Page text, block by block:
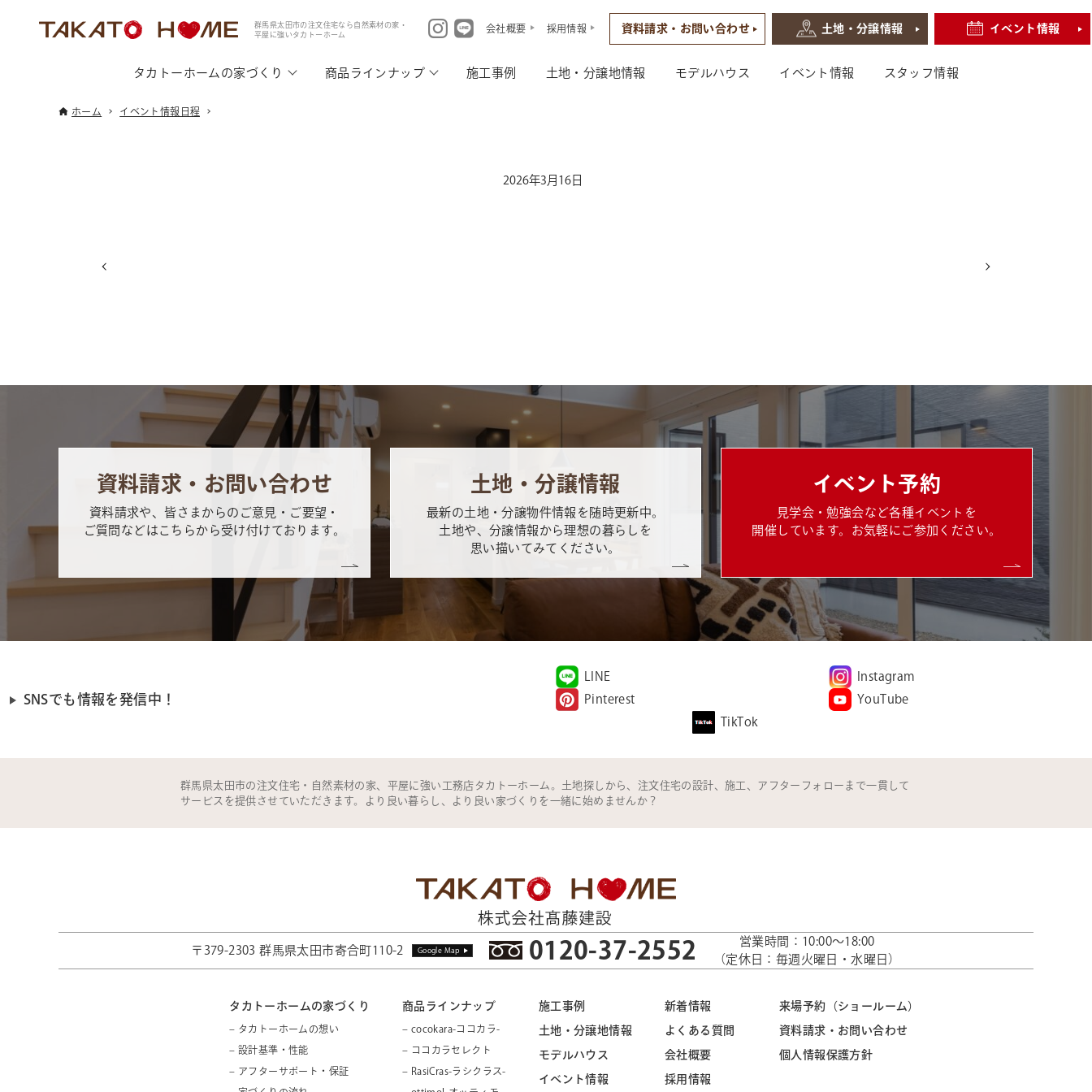
群馬県太田市の注文住宅なら自然素材の家・
平屋に強いタカトーホーム
会社概要 採用情報 資料請求・お問い合わせ 土地・分譲情報 イベント情報
タカトーホームの家づくり 商品ラインナップ 施工事例 土地・分譲地情報 モデルハウス イベント情報 スタッフ情報
ホーム イベント情報日程
2026年3月16日
資料請求・お問い合わせ
資料請求や、皆さまからのご意見・ご要望・
ご質問などはこちらから受け付けております。
土地・分譲情報
最新の土地・分譲物件情報を随時更新中。
土地や、分譲情報から理想の暮らしを
思い描いてみてください。
イベント予約
見学会・勉強会など各種イベントを
開催しています。お気軽にご参加ください。
SNSでも情報を発信中！
LINE
Instagram
Pinterest
YouTube
TikTok
群馬県太田市の注文住宅・自然素材の家、平屋に強い工務店タカトーホーム。土地探しから、注文住宅の設計、施工、アフターフォローまで一貫して
サービスを提供させていただきます。より良い暮らし、より良い家づくりを一緒に始めませんか？
〒379-2303 群馬県太田市寄合町110-2 Google Map 0120-37-2552
営業時間：10:00～18:00
（定休日：毎週火曜日・水曜日）
タカトーホームの家づくり
– タカトーホームの想い
– 設計基準・性能
– アフターサポート・保証
商品ラインナップ
– cocokara-ココカラ-
– ココカラセレクト
– RasiCras-ラシクラス-
施工事例
土地・分譲地情報
モデルハウス
イベント情報
新着情報
よくある質問
会社概要
採用情報
来場予約（ショールーム）
資料請求・お問い合わせ
個人情報保護方針